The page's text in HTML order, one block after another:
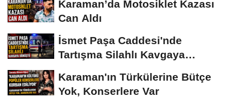
Karaman’da Motosiklet Kazası
Can Aldı
İsmet Paşa Caddesi'nde
Tartışma Silahlı Kavgaya
Karaman'ın Türkülerine Bütçe
Yok, Konserlere Var